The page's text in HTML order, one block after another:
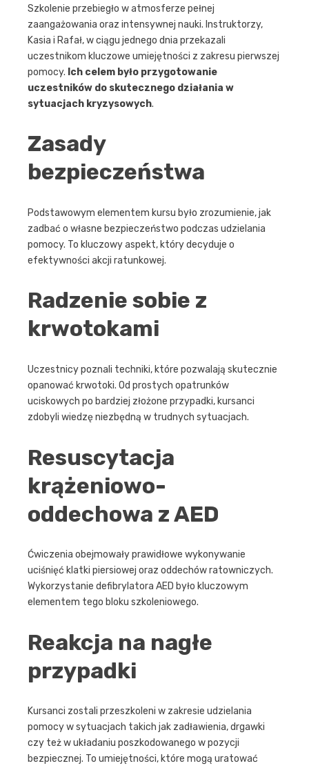
Szkolenie przebiegło w atmosferze pełnej
zaangażowania oraz intensywnej nauki. Instruktorzy,
Kasia i Rafał, w ciągu jednego dnia przekazali
uczestnikom kluczowe umiejętności z zakresu pierwszej
pomocy. Ich celem było przygotowanie
uczestników do skutecznego działania w
sytuacjach kryzysowych.
Zasady
bezpieczeństwa
Podstawowym elementem kursu było zrozumienie, jak
zadbać o własne bezpieczeństwo podczas udzielania
pomocy. To kluczowy aspekt, który decyduje o
efektywności akcji ratunkowej.
Radzenie sobie z
krwotokami
Uczestnicy poznali techniki, które pozwalają skutecznie
opanować krwotoki. Od prostych opatrunków
uciskowych po bardziej złożone przypadki, kursanci
zdobyli wiedzę niezbędną w trudnych sytuacjach.
Resuscytacja
krążeniowo-
oddechowa z AED
Ćwiczenia obejmowały prawidłowe wykonywanie
uciśnięć klatki piersiowej oraz oddechów ratowniczych.
Wykorzystanie defibrylatora AED było kluczowym
elementem tego bloku szkoleniowego.
Reakcja na nagłe
przypadki
Kursanci zostali przeszkoleni w zakresie udzielania
pomocy w sytuacjach takich jak zadławienia, drgawki
czy też w układaniu poszkodowanego w pozycji
bezpiecznej. To umiejętności, które mogą uratować